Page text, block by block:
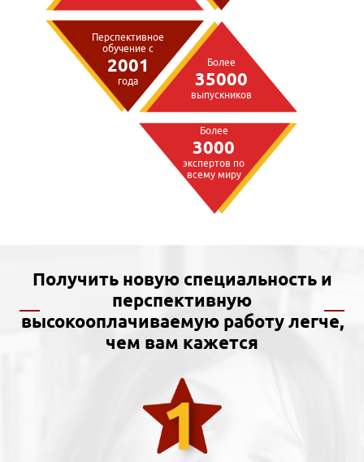
Более
3000
экспертов по
всему миру
Перспективное
обучение с
2001
года
Более
35000
выпускников
Получить новую специальность и
перспективную
высокооплачиваемую работу легче,
чем вам кажется